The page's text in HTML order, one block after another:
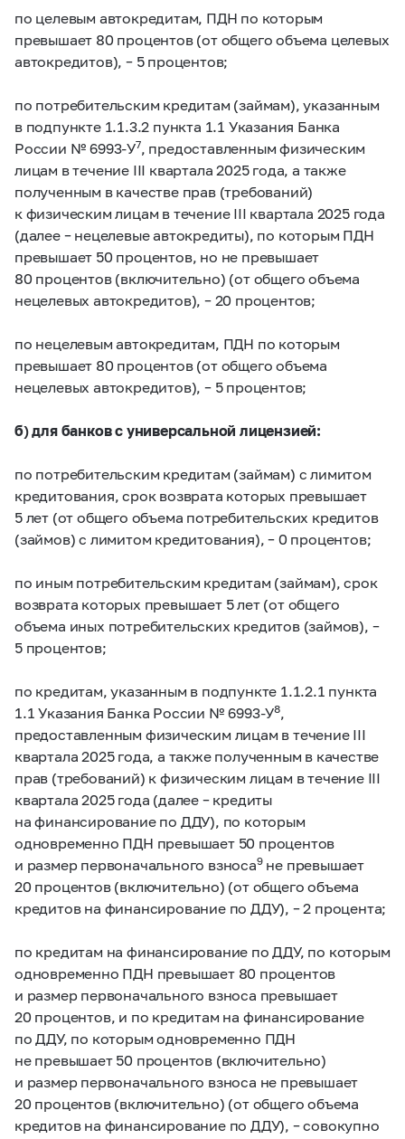
по целевым автокредитам, ПДН по которым
превышает 80 процентов (от общего объема целевых
автокредитов), – 5 процентов;
по потребительским кредитам (займам), указанным
в подпункте 1.1.3.2 пункта 1.1 Указания Банка
России № 6993-У7, предоставленным физическим
лицам в течение III квартала 2025 года, а также
полученным в качестве прав (требований)
к физическим лицам в течение III квартала 2025 года
(далее – нецелевые автокредиты), по которым ПДН
превышает 50 процентов, но не превышает
80 процентов (включительно) (от общего объема
нецелевых автокредитов), – 20 процентов;
по нецелевым автокредитам, ПДН по которым
превышает 80 процентов (от общего объема
нецелевых автокредитов), – 5 процентов;
б) для банков с универсальной лицензией:
по потребительским кредитам (займам) с лимитом
кредитования, срок возврата которых превышает
5 лет (от общего объема потребительских кредитов
(займов) с лимитом кредитования), – 0 процентов;
по иным потребительским кредитам (займам), срок
возврата которых превышает 5 лет (от общего
объема иных потребительских кредитов (займов), –
5 процентов;
по кредитам, указанным в подпункте 1.1.2.1 пункта
1.1 Указания Банка России № 6993-У8,
предоставленным физическим лицам в течение III
квартала 2025 года, а также полученным в качестве
прав (требований) к физическим лицам в течение III
квартала 2025 года (далее – кредиты
на финансирование по ДДУ), по которым
одновременно ПДН превышает 50 процентов
и размер первоначального взноса9не превышает
20 процентов (включительно) (от общего объема
кредитов на финансирование по ДДУ), – 2 процента;
по кредитам на финансирование по ДДУ, по которым
одновременно ПДН превышает 80 процентов
и размер первоначального взноса превышает
20 процентов, и по кредитам на финансирование
по ДДУ, по которым одновременно ПДН
не превышает 50 процентов (включительно)
и размер первоначального взноса не превышает
20 процентов (включительно) (от общего объема
кредитов на финансирование по ДДУ), – совокупно